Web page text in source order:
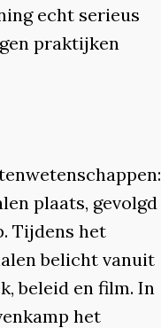
echt serieus
praktijken
plaats, gevolgd
Tijdens het
belicht vanuit
beleid en film. In
het